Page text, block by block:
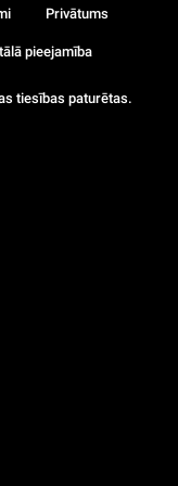
tiesības paturētas.
Privātums
pieejamība